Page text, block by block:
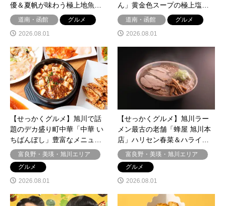
優＆夏帆が味わう極上地魚…
道南・函館
グルメ
2026.08.01
ん」黄金色スープの極上塩…
道南・函館
グルメ
2026.08.01
【せっかくグルメ】旭川で話
題のデカ盛り町中華「中華 い
ちばんぼし」豊富なメニュ…
富良野・美瑛・旭川エリア
グルメ
2026.08.01
【せっかくグルメ】旭川ラー
メン最古の老舗「蜂屋 旭川本
店」ハリセン春菜＆ハライ…
富良野・美瑛・旭川エリア
グルメ
2026.08.01